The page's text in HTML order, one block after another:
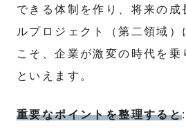
できる体制を作り、将来の成
ルプロジェクト（第二領域）
こそ、企業が激変の時代を乗
といえます。
重要なポイントを整理すると: